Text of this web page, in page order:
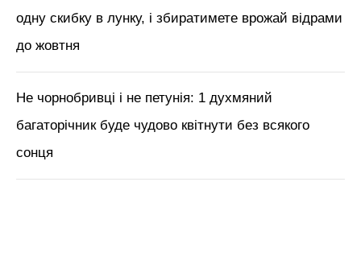
одну скибку в лунку, і збиратимете врожай відрами
до жовтня
Не чорнобривці і не петунія: 1 духмяний
багаторічник буде чудово квітнути без всякого
сонця